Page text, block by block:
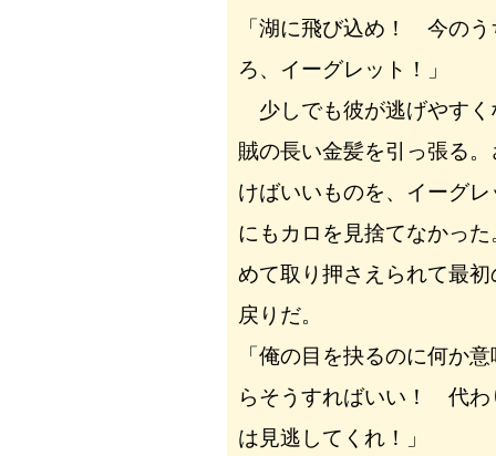
「湖に飛び込め！ 今のう
ろ、イーグレット！」
少しでも彼が逃げやすく
賊の長い金髪を引っ張る
けばいいものを、イーグ
にもカロを見捨てなかっ
めて取り押さえられて最
戻りだ。
「俺の目を抉るのに何か
らそうすればいい！ 代わ
は見逃してくれ！」